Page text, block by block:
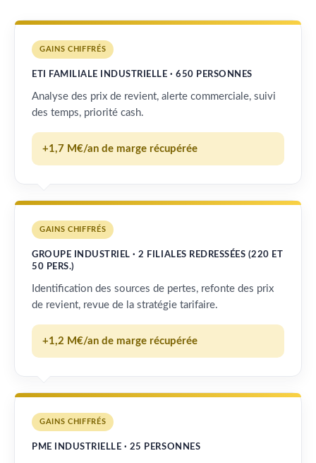
GAINS CHIFFRÉS
ETI FAMILIALE INDUSTRIELLE · 650 PERSONNES
Analyse des prix de revient, alerte commerciale, suivi
des temps, priorité cash.
+1,7 M€/an de marge récupérée
GAINS CHIFFRÉS
GROUPE INDUSTRIEL · 2 FILIALES REDRESSÉES (220 ET
50 PERS.)
Identification des sources de pertes, refonte des prix
de revient, revue de la stratégie tarifaire.
+1,2 M€/an de marge récupérée
GAINS CHIFFRÉS
PME INDUSTRIELLE · 25 PERSONNES